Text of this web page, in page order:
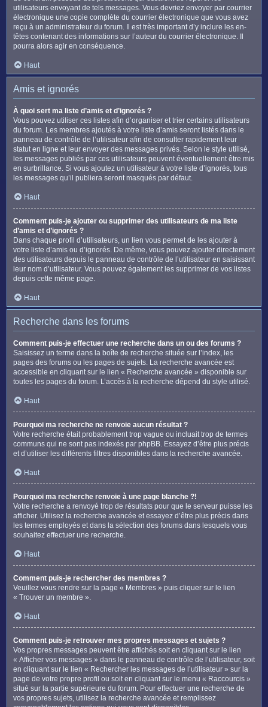
utilisateurs envoyant de tels messages. Vous devriez envoyer par courrier
électronique une copie complète du courrier électronique que vous avez
reçu à un administrateur du forum. Il est très important d’y inclure les en-
têtes contenant des informations sur l’auteur du courrier électronique. Il
pourra alors agir en conséquence.
Haut
Amis et ignorés
À quoi sert ma liste d’amis et d’ignorés ?
Vous pouvez utiliser ces listes afin d’organiser et trier certains utilisateurs
du forum. Les membres ajoutés à votre liste d’amis seront listés dans le
panneau de contrôle de l’utilisateur afin de consulter rapidement leur
statut en ligne et leur envoyer des messages privés. Selon le style utilisé,
les messages publiés par ces utilisateurs peuvent éventuellement être mis
en surbrillance. Si vous ajoutez un utilisateur à votre liste d’ignorés, tous
les messages qu’il publiera seront masqués par défaut.
Haut
Comment puis-je ajouter ou supprimer des utilisateurs de ma liste
d’amis et d’ignorés ?
Dans chaque profil d’utilisateurs, un lien vous permet de les ajouter à
votre liste d’amis ou d’ignorés. De même, vous pouvez ajouter directement
des utilisateurs depuis le panneau de contrôle de l’utilisateur en saisissant
leur nom d’utilisateur. Vous pouvez également les supprimer de vos listes
depuis cette même page.
Haut
Recherche dans les forums
Comment puis-je effectuer une recherche dans un ou des forums ?
Saisissez un terme dans la boîte de recherche située sur l’index, les
pages des forums ou les pages de sujets. La recherche avancée est
accessible en cliquant sur le lien « Recherche avancée » disponible sur
toutes les pages du forum. L’accès à la recherche dépend du style utilisé.
Haut
Pourquoi ma recherche ne renvoie aucun résultat ?
Votre recherche était probablement trop vague ou incluait trop de termes
communs qui ne sont pas indexés par phpBB. Essayez d’être plus précis
et d’utiliser les différents filtres disponibles dans la recherche avancée.
Haut
Pourquoi ma recherche renvoie à une page blanche ?!
Votre recherche a renvoyé trop de résultats pour que le serveur puisse les
afficher. Utilisez la recherche avancée et essayez d’être plus précis dans
les termes employés et dans la sélection des forums dans lesquels vous
souhaitez effectuer une recherche.
Haut
Comment puis-je rechercher des membres ?
Veuillez vous rendre sur la page « Membres » puis cliquer sur le lien
« Trouver un membre ».
Haut
Comment puis-je retrouver mes propres messages et sujets ?
Vos propres messages peuvent être affichés soit en cliquant sur le lien
« Afficher vos messages » dans le panneau de contrôle de l’utilisateur, soit
en cliquant sur le lien « Rechercher les messages de l’utilisateur » sur la
page de votre propre profil ou soit en cliquant sur le menu « Raccourcis »
situé sur la partie supérieure du forum. Pour effectuer une recherche de
vos propres sujets, utilisez la recherche avancée et remplissez